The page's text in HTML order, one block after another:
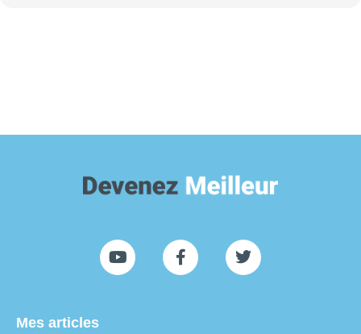
Mes articles